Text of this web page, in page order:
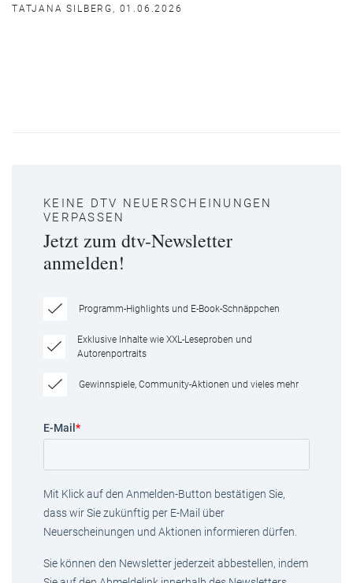
TATJANA SILBERG, 01.06.2026
KEINE DTV NEUERSCHEINUNGEN
VERPASSEN
Jetzt zum dtv-Newsletter
anmelden!
Programm-Highlights und E-Book-Schnäppchen
Exklusive Inhalte wie XXL-Leseproben und
Autorenportraits
Gewinnspiele, Community-Aktionen und vieles mehr
E-Mail *
Mit Klick auf den Anmelden-Button bestätigen Sie,
dass wir Sie zukünftig per E-Mail über
Neuerscheinungen und Aktionen informieren dürfen.
Sie können den Newsletter jederzeit abbestellen, indem